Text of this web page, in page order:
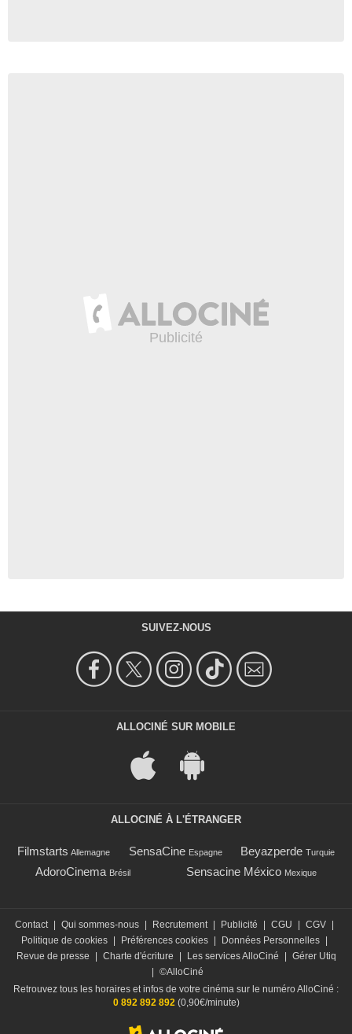
SUIVEZ-NOUS
ALLOCINÉ SUR MOBILE
ALLOCINÉ À L'ÉTRANGER
Filmstarts Allemagne SensaCine Espagne Beyazperde Turquie
AdoroCinema Brésil Sensacine México Mexique
Contact | Qui sommes-nous | Recrutement | Publicité | CGU | CGV |
Politique de cookies | Préférences cookies | Données Personnelles |
Revue de presse
| Charte d'écriture | Les services AlloCiné | Gérer Utiq
| ©AlloCiné
Retrouvez tous les horaires et infos de votre cinéma sur le numéro AlloCiné :
0 892 892 892 (0,90€/minute)